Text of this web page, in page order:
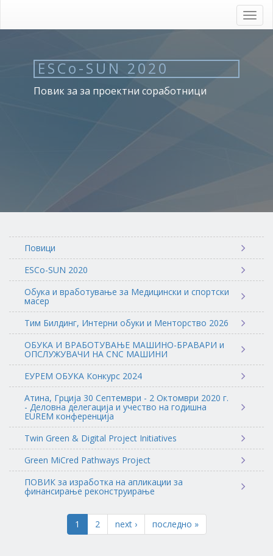
main
ESCo-SUN 2020
Повик за за проектни соработници
Повици
ESCo-SUN 2020
Обука и вработување за Медицински и спортски
масер
Тим Билдинг, Интерни обуки и Менторство 2026
ОБУКА И ВРАБОТУВАЊЕ МАШИНО-БРАВАРИ и
ОПСЛУЖУВАЧИ НА CNC МАШИНИ
ЕУРЕМ ОБУКА Конкурс 2024
Атина, Грција 30 Септември - 2 Октомври 2020 г.
- Деловна делегација и учество на годишна
EUREM конференција
Twin Green & Digital Project Initiatives
Green MiCred Pathways Project
ПОВИК за изработка на апликации за
финансирање реконструирање
1 2 next › последно »